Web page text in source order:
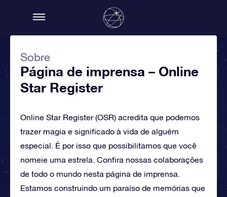
Sobre
Página de imprensa – Online
Star Register
Online Star Register (OSR) acredita que podemos
trazer magia e significado à vida de alguém
especial. É por isso que possibilitamos que você
nomeie uma estrela. Confira nossas colaborações
de todo o mundo nesta página de imprensa.
Estamos construindo um paraíso de memórias que